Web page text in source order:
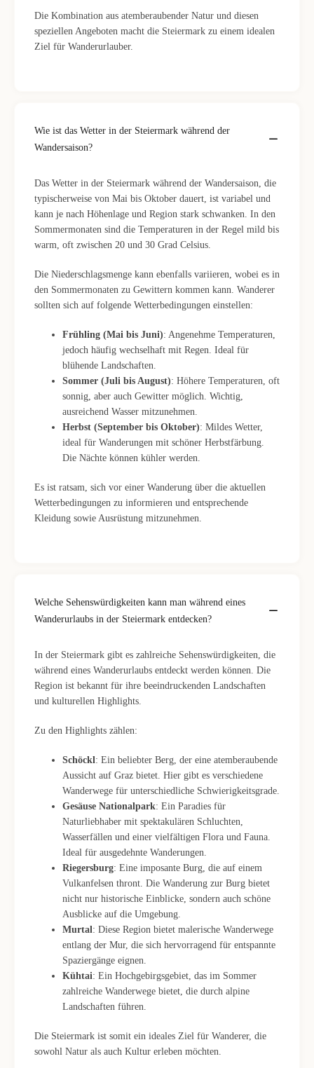
Die Kombination aus atemberaubender Natur und diesen
speziellen Angeboten macht die Steiermark zu einem idealen
Ziel für Wanderurlauber.
Wie ist das Wetter in der Steiermark während der
Wandersaison?
Das Wetter in der Steiermark während der Wandersaison, die
typischerweise von Mai bis Oktober dauert, ist variabel und
kann je nach Höhenlage und Region stark schwanken. In den
Sommermonaten sind die Temperaturen in der Regel mild bis
warm, oft zwischen 20 und 30 Grad Celsius.
Die Niederschlagsmenge kann ebenfalls variieren, wobei es in
den Sommermonaten zu Gewittern kommen kann. Wanderer
sollten sich auf folgende Wetterbedingungen einstellen:
Frühling (Mai bis Juni): Angenehme Temperaturen,
jedoch häufig wechselhaft mit Regen. Ideal für
blühende Landschaften.
Sommer (Juli bis August): Höhere Temperaturen, oft
sonnig, aber auch Gewitter möglich. Wichtig,
ausreichend Wasser mitzunehmen.
Herbst (September bis Oktober): Mildes Wetter,
ideal für Wanderungen mit schöner Herbstfärbung.
Die Nächte können kühler werden.
Es ist ratsam, sich vor einer Wanderung über die aktuellen
Wetterbedingungen zu informieren und entsprechende
Kleidung sowie Ausrüstung mitzunehmen.
Welche Sehenswürdigkeiten kann man während eines
Wanderurlaubs in der Steiermark entdecken?
In der Steiermark gibt es zahlreiche Sehenswürdigkeiten, die
während eines Wanderurlaubs entdeckt werden können. Die
Region ist bekannt für ihre beeindruckenden Landschaften
und kulturellen Highlights.
Zu den Highlights zählen:
Schöckl: Ein beliebter Berg, der eine atemberaubende
Aussicht auf Graz bietet. Hier gibt es verschiedene
Wanderwege für unterschiedliche Schwierigkeitsgrade.
Gesäuse Nationalpark: Ein Paradies für
Naturliebhaber mit spektakulären Schluchten,
Wasserfällen und einer vielfältigen Flora und Fauna.
Ideal für ausgedehnte Wanderungen.
Riegersburg: Eine imposante Burg, die auf einem
Vulkanfelsen thront. Die Wanderung zur Burg bietet
nicht nur historische Einblicke, sondern auch schöne
Ausblicke auf die Umgebung.
Murtal: Diese Region bietet malerische Wanderwege
entlang der Mur, die sich hervorragend für entspannte
Spaziergänge eignen.
Kühtai: Ein Hochgebirgsgebiet, das im Sommer
zahlreiche Wanderwege bietet, die durch alpine
Landschaften führen.
Die Steiermark ist somit ein ideales Ziel für Wanderer, die
sowohl Natur als auch Kultur erleben möchten.